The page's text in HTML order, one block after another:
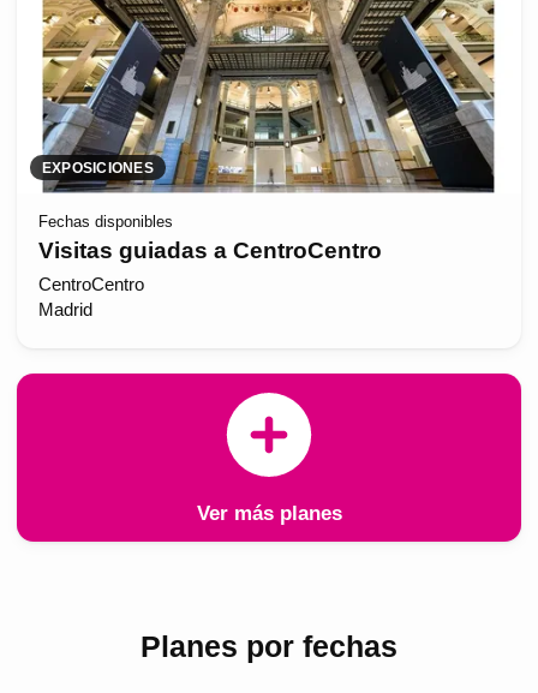
EXPOSICIONES
Fechas disponibles
Visitas guiadas a CentroCentro
CentroCentro
Madrid
Ver más planes
Planes por fechas